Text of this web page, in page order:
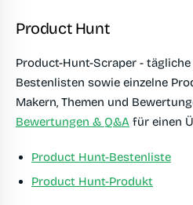
Product Hunt
Product-Hunt-Scraper -
Bestenlisten sowie einzelne
Makern, Themen und
Bewertungen & Q&A für einen
Product Hunt-Bestenliste
Product Hunt-Produkt